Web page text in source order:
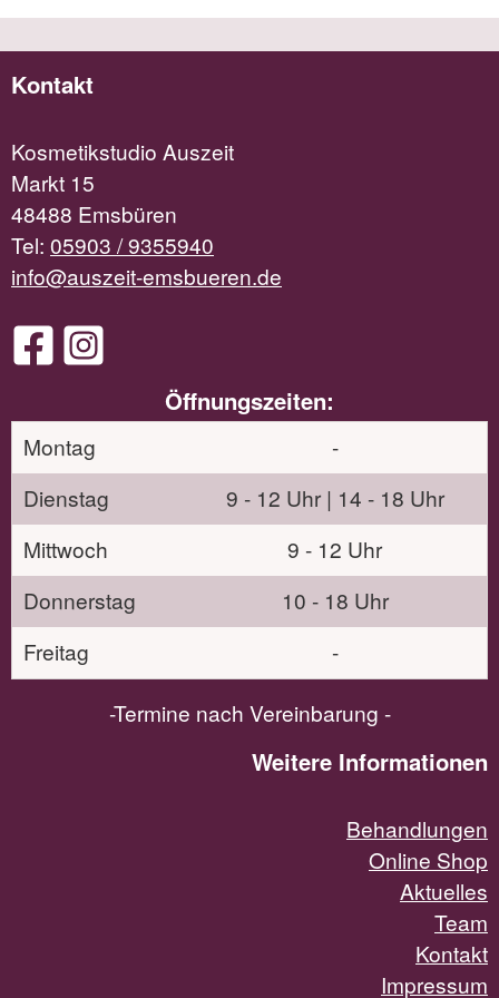
Kontakt
Kosmetikstudio Auszeit
Markt 15
48488 Emsbüren
Tel: 05903 / 9355940
info@auszeit-emsbueren.de
Öffnungszeiten:
Montag
-
Dienstag
9 - 12 Uhr | 14 - 18 Uhr
Mittwoch
9 - 12 Uhr
Donnerstag
10 - 18 Uhr
Freitag
-
-Termine nach Vereinbarung -
Weitere Informationen
Behandlungen
Online Shop
Aktuelles
Team
Kontakt
Impressum